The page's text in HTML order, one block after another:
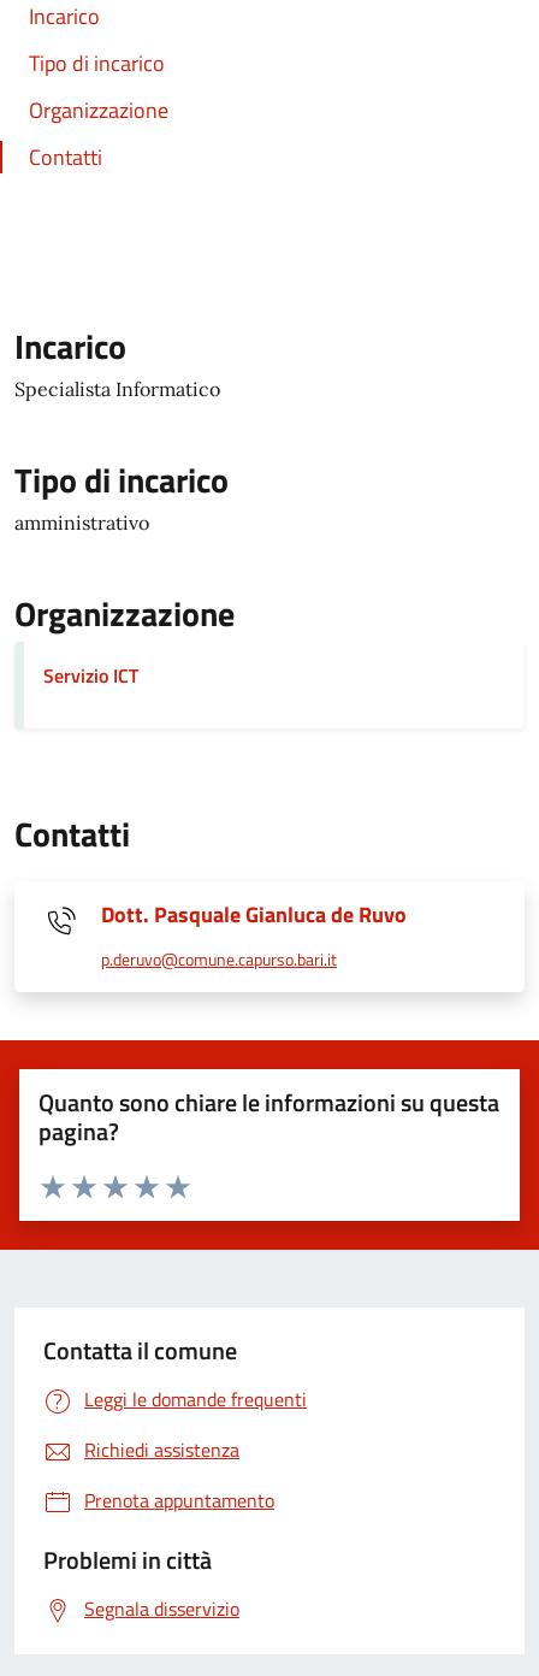
Incarico
Tipo di incarico
Organizzazione
Contatti
Incarico
Specialista Informatico
Tipo di incarico
amministrativo
Organizzazione
Servizio ICT
Contatti
Dott. Pasquale Gianluca de Ruvo
p.deruvo@comune.capurso.bari.it
Quanto sono chiare le informazioni su questa
pagina?
Valuta 5 stelle su 5
Valuta 4 stelle su 5
Valuta 3 stelle su 5
Valuta 2 stelle su 5
Valuta 1 stelle su 5
Contatta il comune
Leggi le domande frequenti
Richiedi assistenza
Prenota appuntamento
Problemi in città
Segnala disservizio